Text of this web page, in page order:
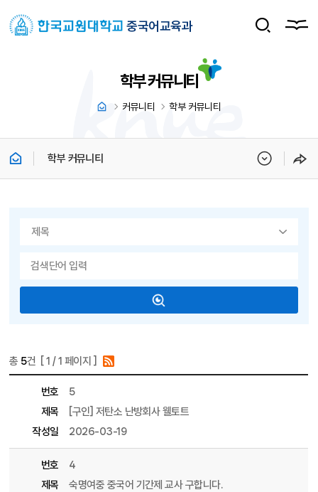
중국어교육과
학부 커뮤니티
커뮤니티 학부 커뮤니티
학부 커뮤니티
총 5건 [1 / 1 페이지 ]
번호
5
제목
[구인] 저탄소 난방회사 웰토트
작성일
2026-03-19
번호
4
제목
숙명여중 중국어 기간제 교사 구합니다.